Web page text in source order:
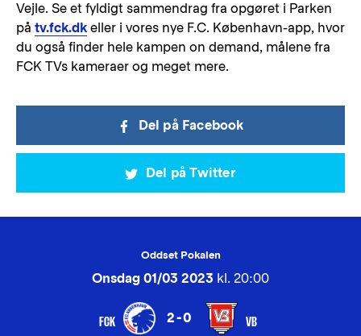
Vejle. Se et fyldigt sammendrag fra opgøret i Parken
på tv.fck.dk eller i vores nye F.C. København-app, hvor
du også finder hele kampen on demand, målene fra
FCK TVs kameraer og meget mere.
Del på Facebook
Del på Twitter
Oddset Pokalen
Onsdag 01/03 2023 kl. 20:00
FCK 2-0 VB